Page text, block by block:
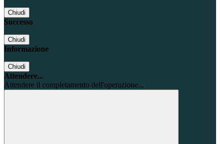
Chiudi
Successo
Chiudi
Informazione
Chiudi
Attendere...
Attendere il completamento dell'operazione...